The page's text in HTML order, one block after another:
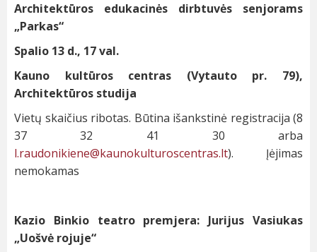
Architektūros edukacinės dirbtuvės senjorams
„Parkas“
Spalio 13 d., 17 val.
Kauno kultūros centras (Vytauto pr. 79),
Architektūros studija
Vietų skaičius ribotas. Būtina išankstinė registracija (8
37 32 41 30 arba
l.raudonikiene@kaunokulturoscentras.lt). Įėjimas
nemokamas
Kazio Binkio teatro premjera: Jurijus Vasiukas
„Uošvė rojuje“